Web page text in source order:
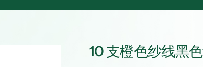
10 支橙色纱线黑